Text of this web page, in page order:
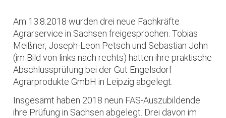
Am 13.8.2018 wurden drei neue Fachkräfte
Agrarservice in Sachsen freigesprochen. Tobias
Meißner, Joseph-Leon Petsch und Sebastian John
(im Bild von links nach rechts) hatten ihre praktische
Abschlussprüfung bei der Gut Engelsdorf
Agrarprodukte GmbH in Leipzig abgelegt.
Insgesamt haben 2018 neun FAS-Auszubildende
ihre Prüfung in Sachsen abgelegt. Drei davon im